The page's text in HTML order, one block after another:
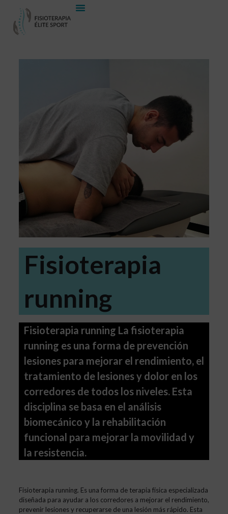
Fisioterapia
running
Fisioterapia running La fisioterapia
running es una forma de prevención
lesiones para mejorar el rendimiento, el
tratamiento de lesiones y dolor en los
corredores de todos los niveles. Esta
disciplina se basa en el análisis
biomecánico y la rehabilitación
funcional para mejorar la movilidad y
la resistencia.
Fisioterapia running. Es una forma de terapia física especializada
diseñada para ayudar a los corredores a mejorar el rendimiento,
prevenir lesiones y recuperarse de una lesión más rápido. Esta